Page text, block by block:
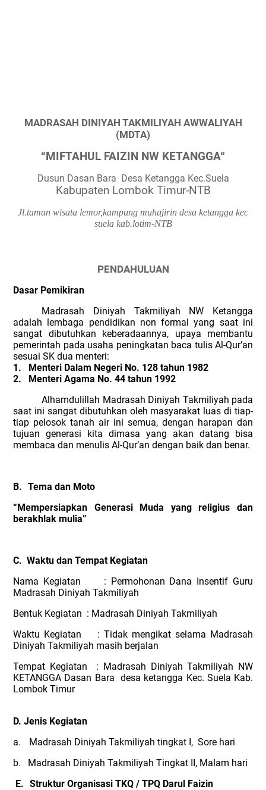
MADRASAH DINIYAH TAKMILIYAH AWWALIYAH
(MDTA)
“MIFTAHUL FAIZIN NW KETANGGA“
Dusun Dasan Bara Desa Ketangga Kec.Suela
Kabupaten Lombok Timur-NTB
Jl.taman wisata lemor,kampung muhajirin desa ketangga kec
suela kab.lotim-NTB
PENDAHULUAN
Dasar Pemikiran
Madrasah Diniyah Takmiliyah NW Ketangga
adalah lembaga pendidikan non formal yang saat ini
sangat dibutuhkan keberadaannya, upaya membantu
pemerintah pada usaha peningkatan baca tulis Al-Qur’an
sesuai SK dua menteri:
1.
Menteri Dalam Negeri No. 128 tahun 1982
2.
Menteri Agama No. 44 tahun 1992
Alhamdulillah Madrasah Diniyah Takmiliyah pada
saat ini sangat dibutuhkan oleh masyarakat luas di tiap-
tiap pelosok tanah air ini semua, dengan harapan dan
tujuan generasi kita dimasa yang akan datang bisa
membaca dan menulis Al-Qur’an dengan baik dan benar.
B. Tema dan Moto
“Mempersiapkan Generasi Muda yang religius dan
berakhlak mulia”
C. Waktu dan Tempat Kegiatan
Nama Kegiatan : Permohonan Dana Insentif Guru
Madrasah Diniyah Takmiliyah
Bentuk Kegiatan : Madrasah Diniyah Takmiliyah
Waktu Kegiatan : Tidak mengikat selama Madrasah
Diniyah Takmiliyah masih berjalan
Tempat Kegiatan : Madrasah Diniyah Takmiliyah NW
KETANGGA Dasan Bara desa ketangga Kec. Suela Kab.
Lombok Timur
D. Jenis Kegiatan
a.
Madrasah Diniyah Takmiliyah tingkat I, Sore hari
b.
Madrasah Diniyah Takmiliyah Tingkat II, Malam hari
E. Struktur Organisasi TKQ / TPQ Darul Faizin